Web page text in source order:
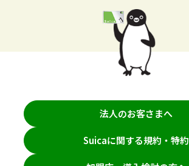
法人のお客さまへ
Suicaに関する規約・特約